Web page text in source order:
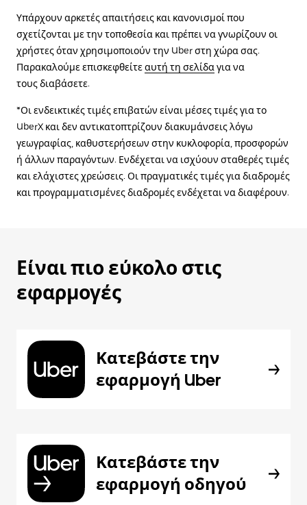
Υπάρχουν αρκετές απαιτήσεις και κανονισμοί που
σχετίζονται με την τοποθεσία και πρέπει να γνωρίζουν οι
χρήστες όταν χρησιμοποιούν την Uber στη χώρα σας.
Παρακαλούμε επισκεφθείτεαυτή τη σελίδα για να
τους διαβάσετε.
*Οι ενδεικτικές τιμές επιβατών είναι μέσες τιμές για το
UberX και δεν αντικατοπτρίζουν διακυμάνσεις λόγω
γεωγραφίας, καθυστερήσεων στην κυκλοφορία, προσφορών
ή άλλων παραγόντων. Ενδέχεται να ισχύουν σταθερές τιμές
και ελάχιστες χρεώσεις. Οι πραγματικές τιμές για διαδρομές
και προγραμματισμένες διαδρομές ενδέχεται να διαφέρουν.
Είναι πιο εύκολο στις
εφαρμογές
Κατεβάστε την
εφαρμογή Uber
Κατεβάστε την
εφαρμογή οδηγού